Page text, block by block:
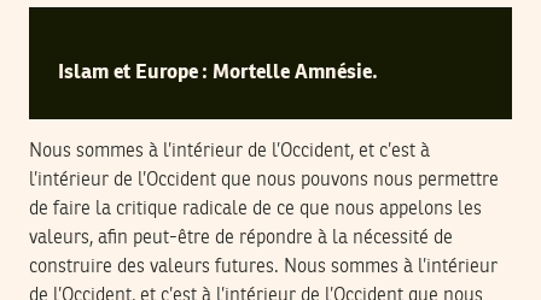
Islam et Europe : Mortelle Amnésie.
Nous sommes à l’intérieur de l’Occident, et c’est à
l’intérieur de l’Occident que nous pouvons nous permettre
de faire la critique radicale de ce que nous appelons les
valeurs, afin peut-être de répondre à la nécessité de
construire des valeurs futures. Nous sommes à l’intérieur